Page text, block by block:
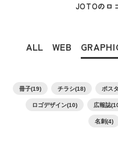
JOTOのロ
ALL WEB
冊子(19) チラシ(18) ポス
ロゴデザイン(10) 広報誌
名刺(4)